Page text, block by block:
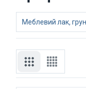
Меблевий лак,